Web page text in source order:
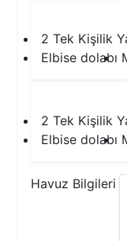
2 Tek Kişilik
Elbise dolabı
2 Tek Kişilik
Elbise dolabı
Havuz Bilgileri